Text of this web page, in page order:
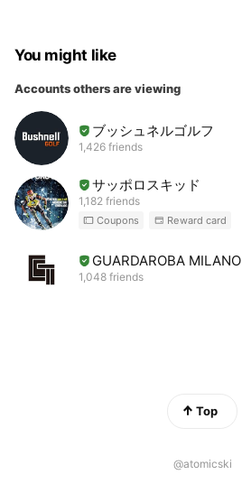
You might like
Accounts others are viewing
ブッシュネルゴルフ
1,426 friends
サッポロスキッド
1,182 friends
Coupons Reward card
GUARDAROBA MILANO
1,048 friends
Top
@atomicski